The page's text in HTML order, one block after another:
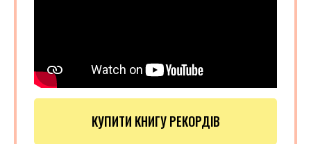
КУПИТИ КНИГУ РЕКОРДІВ